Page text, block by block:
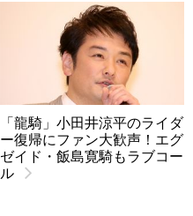
「龍騎」小田井涼平のライダ
ー復帰にファン大歓声！エグ
ゼイド・飯島寛騎もラブコー
ル